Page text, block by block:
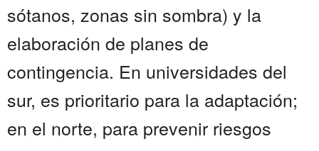
sótanos, zonas sin sombra) y la
elaboración de planes de
contingencia. En universidades del
sur, es prioritario para la adaptación;
en el norte, para prevenir riesgos